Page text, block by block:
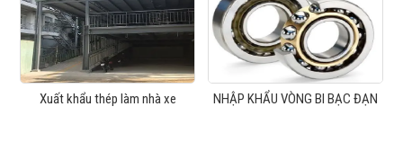
Xuất khẩu thép làm nhà xe NHẬP KHẨU VÒNG BI BẠC ĐẠN